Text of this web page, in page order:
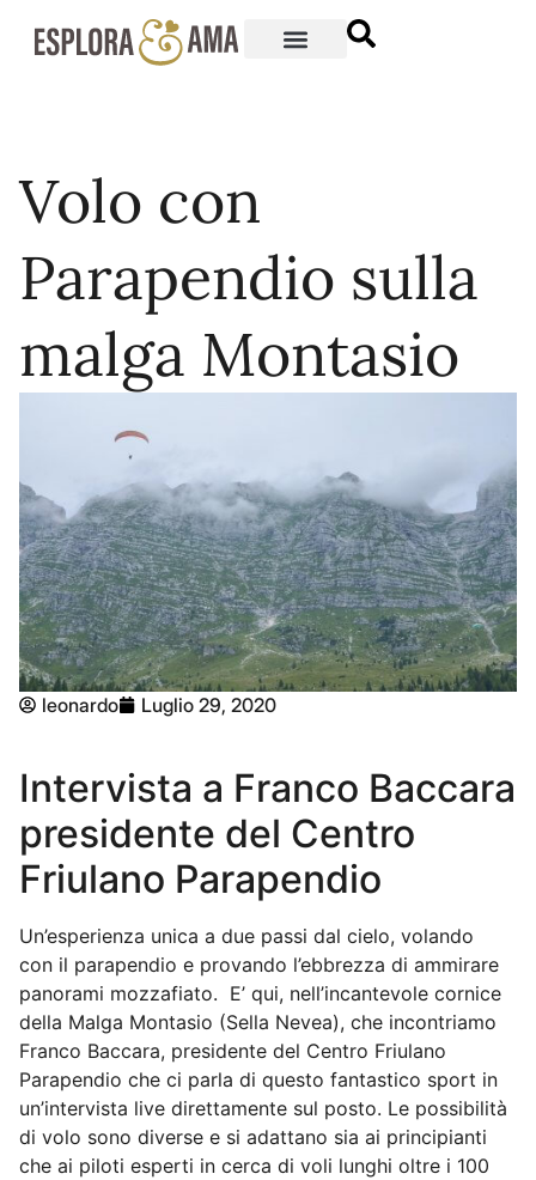
Volo con
Parapendio sulla
malga Montasio
leonardo Luglio 29, 2020
Intervista a Franco Baccara
presidente del Centro
Friulano Parapendio
Un’esperienza unica a due passi dal cielo, volando
con il parapendio e provando l’ebbrezza di ammirare
panorami mozzafiato. E’ qui, nell’incantevole cornice
della Malga Montasio (Sella Nevea), che incontriamo
Franco Baccara, presidente del Centro Friulano
Parapendio che ci parla di questo fantastico sport in
un’intervista live direttamente sul posto. Le possibilità
di volo sono diverse e si adattano sia ai principianti
che ai piloti esperti in cerca di voli lunghi oltre i 100